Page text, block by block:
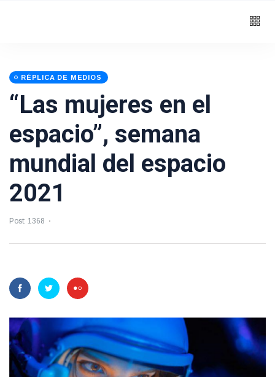
RÉPLICA DE MEDIOS
“Las mujeres en el
espacio”, semana
mundial del espacio
2021
Post: 1368